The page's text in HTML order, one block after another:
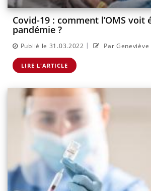
Covid-19 : comment l’OMS voit
pandémie ?
Publié le 31.03.2022 | Par
LIRE L'ARTICLE